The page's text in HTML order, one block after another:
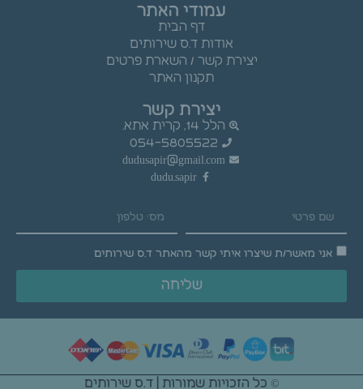
עמודי האתר
דף הבית
אודות ד.ס שירותים
יצירת קשר / השארת פרטים
תקנון האתר
יצירת קשר
הלל 14, קרית אתא.
054-5805522
dudusapir@gmail.com
dudu.sapir
אני מאשר/ת שיצרו איתי קשר מהאתר ד.ס שירותים
שליחה
© כל הזכויות שמורות | ד.ס שירותים